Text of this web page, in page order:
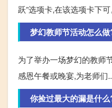
跃”选项卡,在该选项卡下可
梦幻教师节活动怎么做
为了举办一场梦幻的教师
感恩午餐或晚宴,为老师们
你捡过最大的漏是什么